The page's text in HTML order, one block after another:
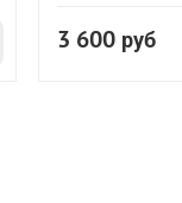
3 600 руб